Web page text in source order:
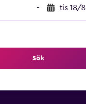
- tis 18/8
Sök